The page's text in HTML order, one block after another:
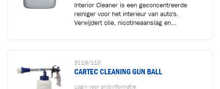
Interior Cleaner is een geconcentreerde
reiniger voor het interieur van auto's.
Verwijdert olie, nicotineaanslag en...
3119/110
CARTEC CLEANING GUN BALL
Login voor prijsinformatie